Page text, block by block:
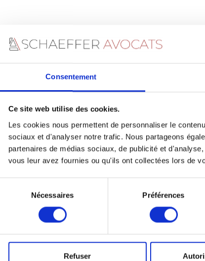
Consentement
Ce site web utilise des cookies.
Les cookies nous permettent de personnaliser le
sociaux et d'analyser notre trafic. Nous partageons
partenaires de médias sociaux, de publicité et
vous leur avez fournies ou qu'ils ont collectées lors de
consentement
Nécessaires Préférences
Refuser